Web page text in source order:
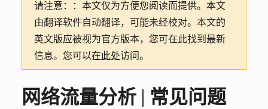
请注意： ：本文仅为方便您阅读而提供。 本文
由翻译软件自动翻译，可能未经校对。本文的
英文版应被视为官方版本，您可在此找到最新
信息。您可以在此处访问。
网络流量分析 | 常见问题